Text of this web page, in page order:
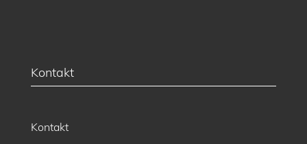
Kontakt
Kontakt